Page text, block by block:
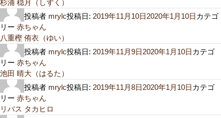
杉浦 穏月（しずく）
投稿者 mrylc投稿日: 2019年11月10日2020年1月10日 カテゴ
リー 赤ちゃん
八重樫 侑衣（ゆい）
投稿者 mrylc投稿日: 2019年11月9日2020年1月10日 カテゴ
リー 赤ちゃん
池田 晴大（はるた）
投稿者 mrylc投稿日: 2019年11月8日2020年1月10日 カテゴ
リー 赤ちゃん
リバス タカヒロ